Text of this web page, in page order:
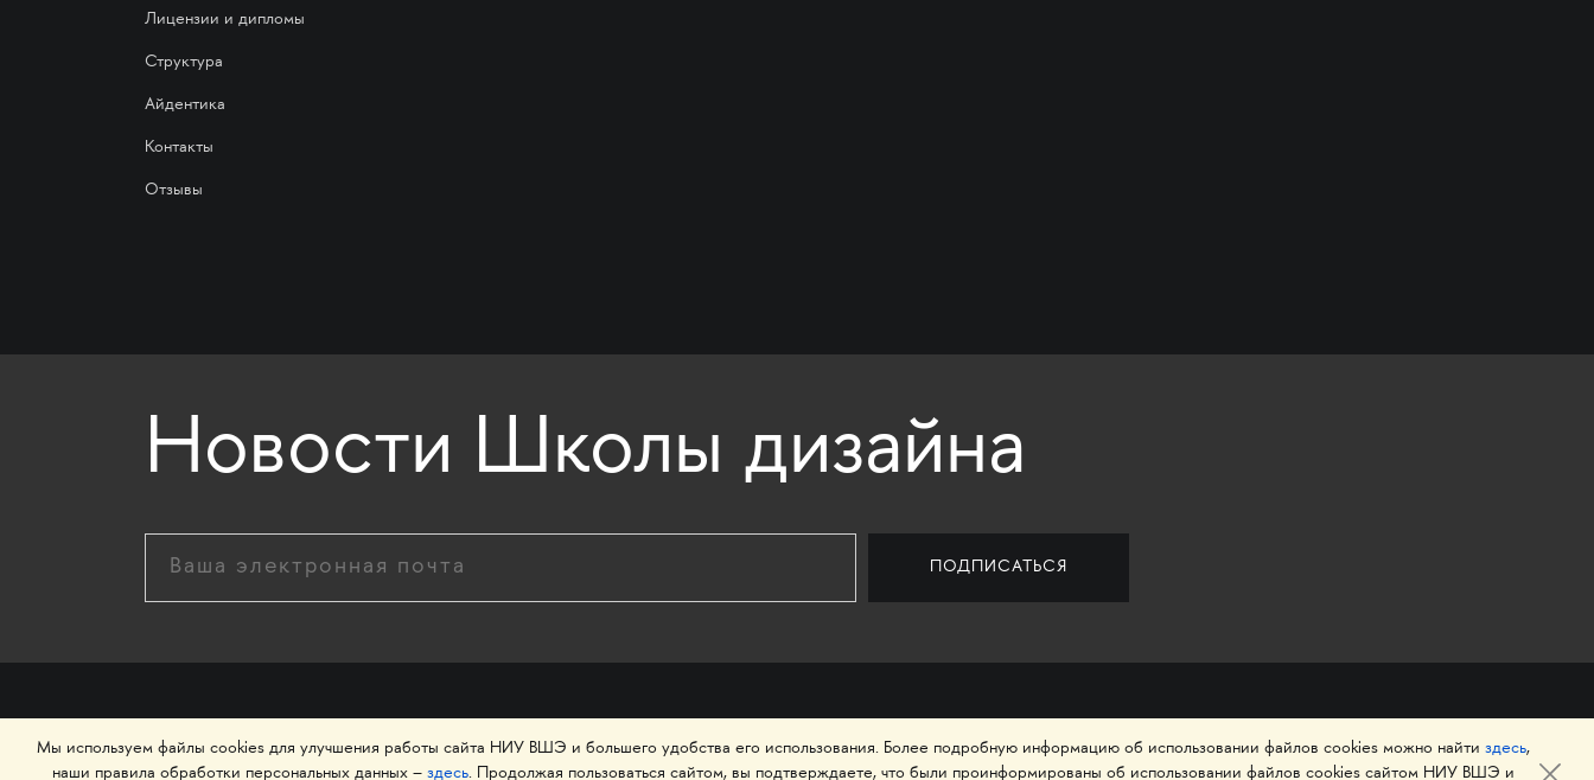
Лицензии и дипломы
Структура
Айдентика
Контакты
Отзывы
Новости Школы дизайна
© 1993–2026 Национальный исследовательский университет «Высшая школа
экономики»
Мы используем файлы cookies для улучшения работы сайта НИУ ВШЭ и большего удобства его использования. Более подробную информацию об использовании файлов cookies можно найти здесь,
наши правила обработки персональных данных – здесь. Продолжая пользоваться сайтом, вы подтверждаете, что были проинформированы об использовании файлов cookies сайтом НИУ ВШЭ и